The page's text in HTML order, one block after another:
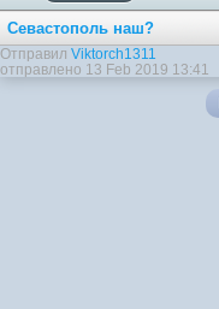
Севастополь наш?
Отправил Viktorch1311
отправлено 13 Feb 2019 13:41